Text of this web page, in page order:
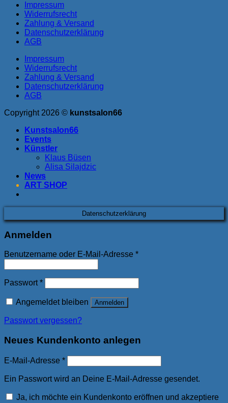
Impressum
Widerrufsrecht
Zahlung & Versand
Datenschutzerklärung
AGB
Impressum
Widerrufsrecht
Zahlung & Versand
Datenschutzerklärung
AGB
Copyright 2026 © kunstsalon66
Kunstsalon66
Events
Künstler
Klaus Büsen
Alisa Silajdzic
News
ART SHOP
Datenschutzerklärung
Anmelden
Benutzername oder E-Mail-Adresse *
Passwort*
Angemeldet bleiben Anmelden
Passwort vergessen?
Neues Kundenkonto anlegen
E-Mail-Adresse *
Ein Passwort wird an Deine E-Mail-Adresse gesendet.
Ja, ich möchte ein Kundenkonto eröffnen und akzeptiere